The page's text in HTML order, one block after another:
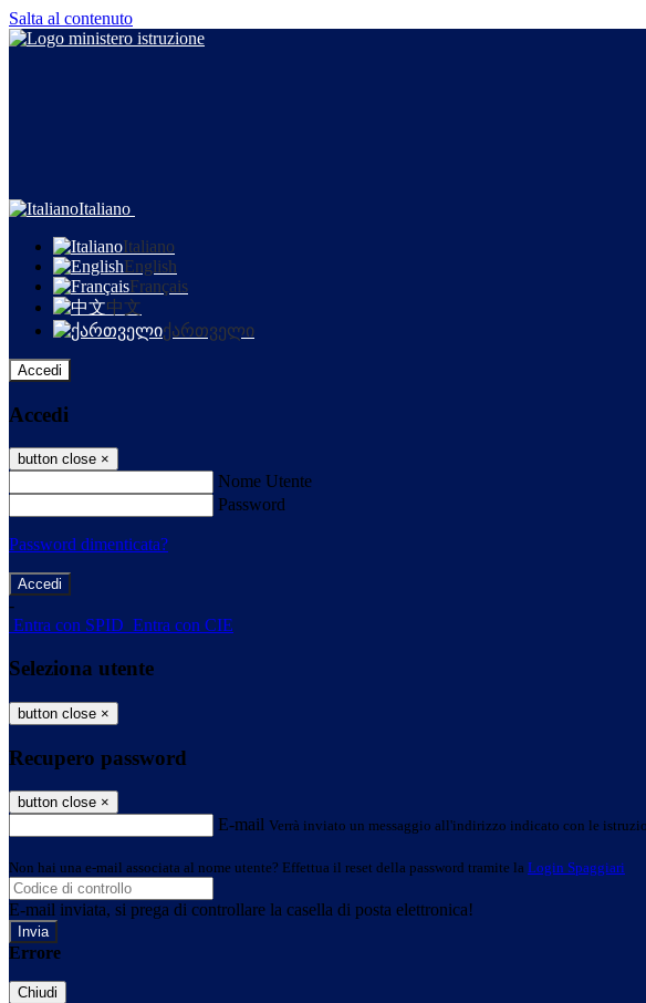
Salta al contenuto
Italiano
Italiano
English
Français
中文
ქართველი
Accedi
Accedi
button close ×
Nome Utente
Password
Password dimenticata?
-
Entra con SPID Entra con CIE
Seleziona utente
button close ×
Recupero password
button close ×
E-mail Verrà inviato un messaggio all'indirizzo indicato con le
Non hai una e-mail associata al nome utente? Effettua il reset della password tramite la Login Spaggiari
E-mail inviata, si prega di controllare la casella di posta elettronica!
Errore
Chiudi